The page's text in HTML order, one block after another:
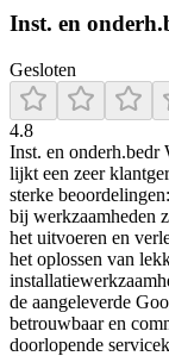
Inst. en
Gesloten
4.8
Inst. en onderh.bedr
lijkt een zeer
sterke
bij werkzaamheden
het uitvoeren en
het oplossen van
de aangeleverde
betrouwbaar en
doorlopende